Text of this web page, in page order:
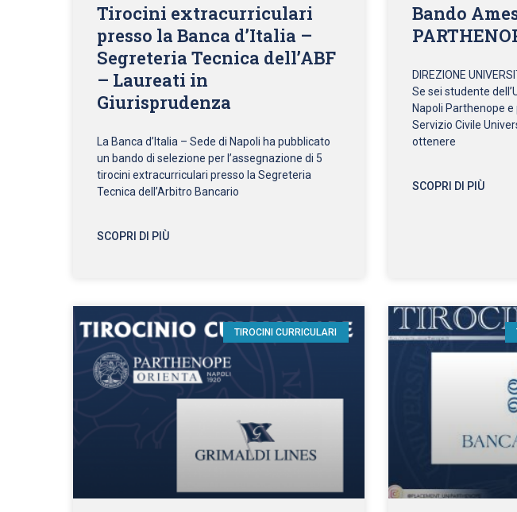
Tirocini extracurriculari
presso la Banca d’Italia –
Segreteria Tecnica dell’ABF
– Laureati in
Giurisprudenza
La Banca d’Italia – Sede di Napoli ha pubblicato
un bando di selezione per l’assegnazione di 5
tirocini extracurriculari presso la Segreteria
Tecnica dell’Arbitro Bancario
SCOPRI DI PIÙ
Bando
DIREZIONE
Se sei studente
Napoli Parthenope
Servizio Civile
ottenere
SCOPRI DI PIÙ
TIROCINI CURRICULARI